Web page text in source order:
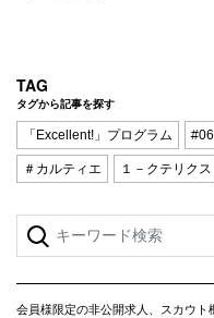
TAG
タグから記事を探す
「Excellent!」プログラム
＃カルティエ １－クテリクス
会員様限定の非公開求人、スカウト